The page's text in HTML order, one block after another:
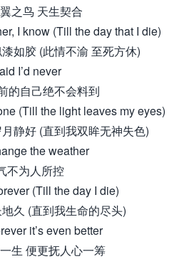
之鸟 天生契合
I know (Till the day that I die)
如胶 (此情不渝 至死方休)
I’d never
的自己绝不会料到
(Till the light leaves my eyes)
静好 (直到我双眸无神失色)
the weather
不为人所控
(Till the day I die)
久 (直到我生命的尽头)
it’s even better
生 便更抚人心一筹